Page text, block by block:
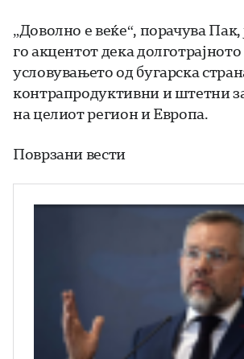
„Доволно е веќе“, порачува Пак,
го акцентот дека
условувањето од бугарска
контрапродуктивни и штетни
на целиот регион и Европа.
Поврзани вести